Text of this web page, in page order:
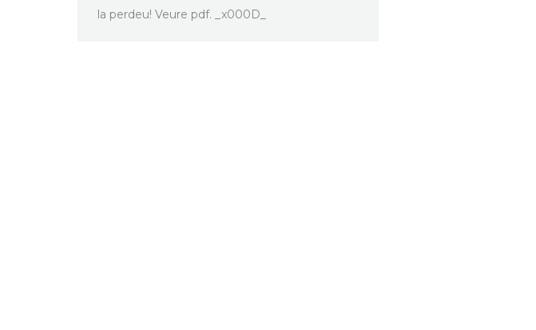
la perdeu! Veure pdf. _x000D_